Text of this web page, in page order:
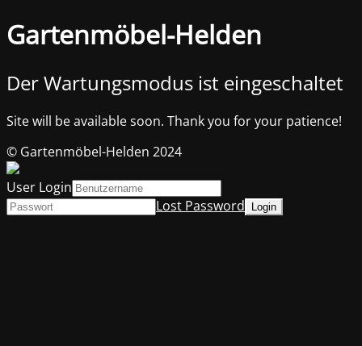
Gartenmöbel-Helden
Der Wartungsmodus ist eingeschaltet
Site will be available soon. Thank you for your patience!
© Gartenmöbel-Helden 2024
User Login
Lost Password